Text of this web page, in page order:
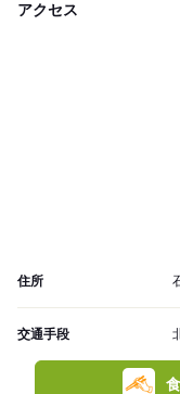
アクセス
住所
交通手段